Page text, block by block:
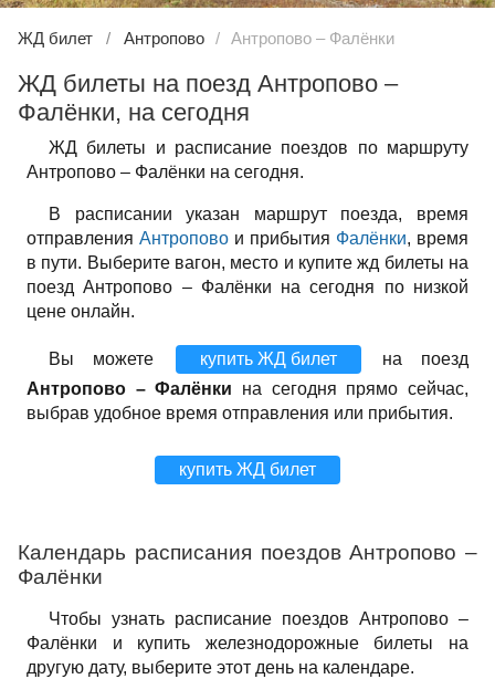
ЖД билет Антропово Антропово – Фалёнки
ЖД билеты на поезд Антропово –
Фалёнки, на сегодня
ЖД билеты и расписание поездов по маршруту
Антропово – Фалёнки на сегодня.
В расписании указан маршрут поезда, время
отправления Антропово и прибытия Фалёнки, время
в пути. Выберите вагон, место и купите жд билеты на
поезд Антропово – Фалёнки на сегодня по низкой
цене онлайн.
Вы можете купить ЖД билет
на поезд
Антропово – Фалёнки на сегодня прямо сейчас,
выбрав удобное время отправления или прибытия.
купить ЖД билет
Календарь расписания поездов Антропово –
Фалёнки
Чтобы узнать расписание поездов Антропово –
Фалёнки и купить железнодорожные билеты на
другую дату, выберите этот день на календаре.